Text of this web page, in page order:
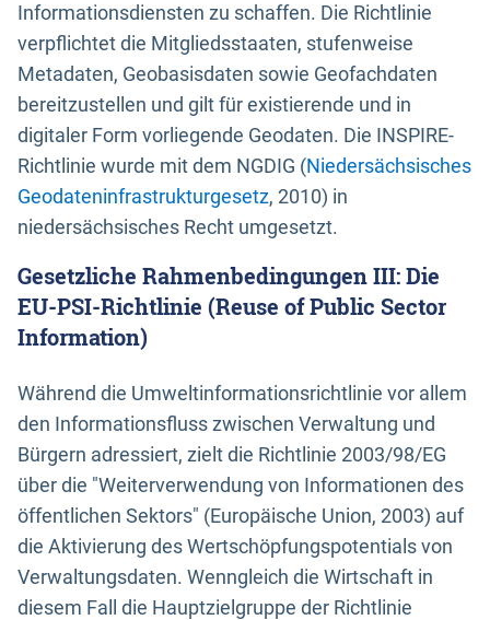
Informationsdiensten zu schaffen. Die Richtlinie
verpflichtet die Mitgliedsstaaten, stufenweise
Metadaten, Geobasisdaten sowie Geofachdaten
bereitzustellen und gilt für existierende und in
digitaler Form vorliegende Geodaten. Die INSPIRE-
Richtlinie wurde mit dem NGDIG (Niedersächsisches
Geodateninfrastrukturgesetz, 2010) in
niedersächsisches Recht umgesetzt.
Gesetzliche Rahmenbedingungen III: Die
EU-PSI-Richtlinie (Reuse of Public Sector
Information)
Während die Umweltinformationsrichtlinie vor allem
den Informationsfluss zwischen Verwaltung und
Bürgern adressiert, zielt die Richtlinie 2003/98/EG
über die "Weiterverwendung von Informationen des
öffentlichen Sektors" (Europäische Union, 2003) auf
die Aktivierung des Wertschöpfungspotentials von
Verwaltungsdaten. Wenngleich die Wirtschaft in
diesem Fall die Hauptzielgruppe der Richtlinie